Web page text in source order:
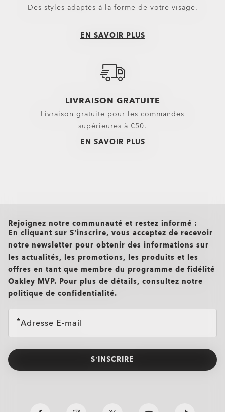
Verres pour masques
Oakley Non-
Des styles adaptés à la forme de votre visage.
EN SAVOIR PLUS
LIVRAISON GRATUITE
Livraison gratuite pour les commandes
supérieures à €50.
EN SAVOIR PLUS
Rejoignez notre communauté et restez informé :
En cliquant sur S’inscrire, vous acceptez de recevoir
notre newsletter pour obtenir des informations sur
les actualités, les promotions, les produits et les
offres en tant que membre du programme de fidélité
Oakley MVP. Pour plus de détails, consultez notre
politique de confidentialité.
Adresse E-mail
S’INSCRIRE